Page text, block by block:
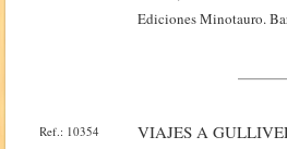
Ediciones Minotauro.
Ref.: 10354
VIAJES A